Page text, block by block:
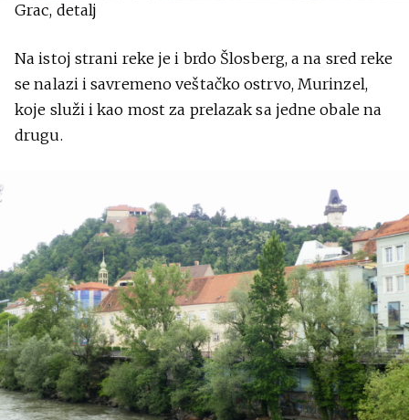
Grac, detalj
Na istoj strani reke je i brdo Šlosberg, a na sred reke
se nalazi i savremeno veštačko ostrvo, Murinzel,
koje služi i kao most za prelazak sa jedne obale na
drugu.